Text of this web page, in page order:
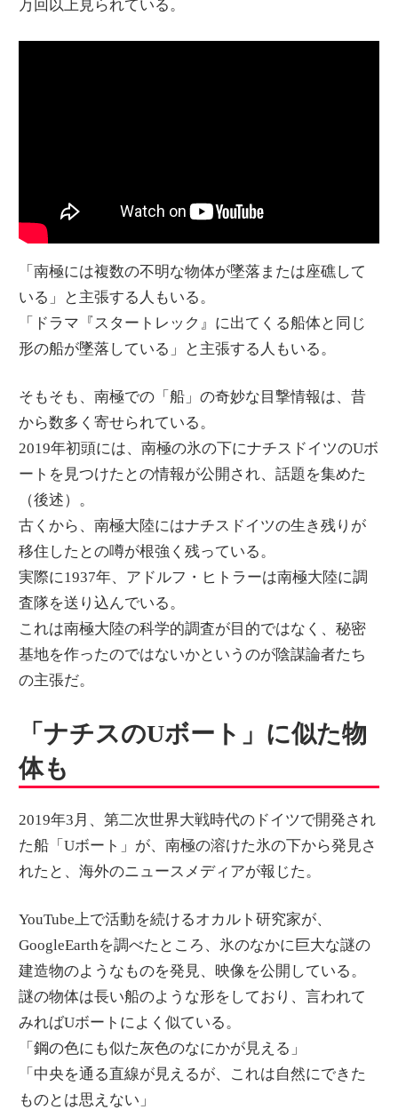
万回以上見られている。
「南極には複数の不明な物体が墜落または座礁して
いる」と主張する人もいる。
「ドラマ『スタートレック』に出てくる船体と同じ
形の船が墜落している」と主張する人もいる。
そもそも、南極での「船」の奇妙な目撃情報は、昔
から数多く寄せられている。
2019年初頭には、南極の氷の下にナチスドイツのUボ
ートを見つけたとの情報が公開され、話題を集めた
（後述）。
古くから、南極大陸にはナチスドイツの生き残りが
移住したとの噂が根強く残っている。
実際に1937年、アドルフ・ヒトラーは南極大陸に調
査隊を送り込んでいる。
これは南極大陸の科学的調査が目的ではなく、秘密
基地を作ったのではないかというのが陰謀論者たち
の主張だ。
「ナチスのUボート」に似た物
体も
2019年3月、第二次世界大戦時代のドイツで開発され
た船「Uボート」が、南極の溶けた氷の下から発見さ
れたと、海外のニュースメディアが報じた。
YouTube上で活動を続けるオカルト研究家が、
GoogleEarthを調べたところ、氷のなかに巨大な謎の
建造物のようなものを発見、映像を公開している。
謎の物体は長い船のような形をしており、言われて
みればUボートによく似ている。
「鋼の色にも似た灰色のなにかが見える」
「中央を通る直線が見えるが、これは自然にできた
ものとは思えない」